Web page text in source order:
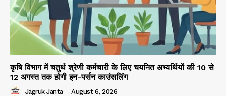
कृषि विभाग में चतुर्थ श्रेणी कर्मचारी के लिए चयनित अभ्यर्थियों की 10 से
12 अगस्त तक होगी इन-पर्सन काउंसलिंग
Jagruk Janta - August 6, 2026